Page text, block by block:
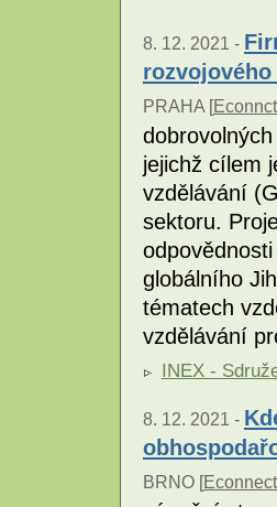
8. 12. 2021 -
PRAHA [
jejichž cílem
vzdělávání
sektoru.
globálního
tématech
vzdělávání
INEX -
8. 12. 2021 -
BRNO [